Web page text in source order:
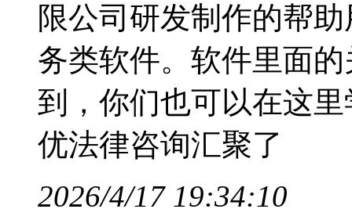
限公司研发制作的帮
务类软件。软件里面
到，你们也可以在这
优法律咨询汇聚了
2026/4/17 19:34:10